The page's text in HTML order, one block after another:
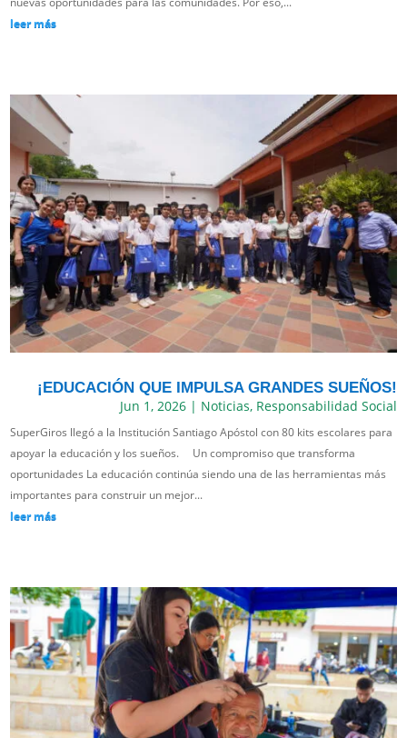
leer más
¡EDUCACIÓN QUE IMPULSA GRANDES SUEÑOS!
Jun 1, 2026| Noticias, Responsabilidad Social
SuperGiros llegó a la Institución Santiago Apóstol con 80 kits escolares para
apoyar la educación y los sueños. Un compromiso que transforma
oportunidades La educación continúa siendo una de las herramientas más
importantes para construir un mejor...
leer más